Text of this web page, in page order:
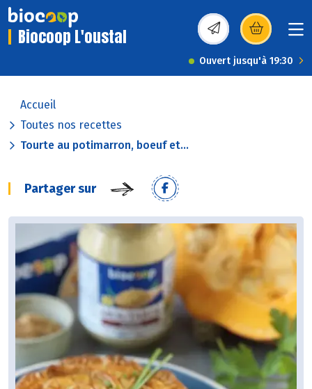
Biocoop L'oustal (s’ouvre dans une
Ouvert jusqu'à 19:30
Accueil
Toutes nos recettes
Tourte au potimarron, boeuf et...
Partager sur